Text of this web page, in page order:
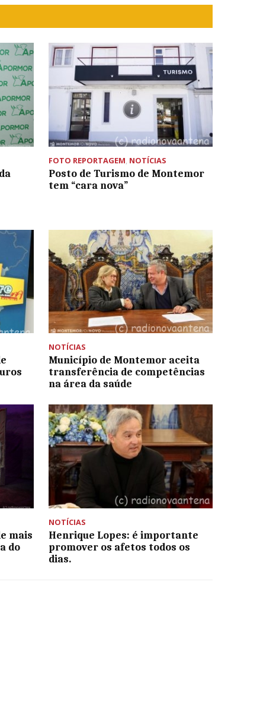
FOTO REPORTAGEM NOTÍCIAS
Posto de Turismo de Montemor
tem “cara nova”
NOTÍCIAS
Município de Montemor aceita
transferência de competências
na área da saúde
mais
do
NOTÍCIAS
Henrique Lopes: é importante
promover os afetos todos os
dias.